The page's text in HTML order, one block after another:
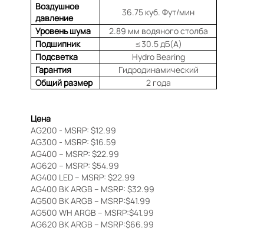
Воздушное
давление
36.75 куб. Фут/мин
Уровень шума
2.89 мм водяного столба
Подшипник
≤30.5 дБ(A)
Подсветка
Hydro Bearing
Гарантия
Гидродинамический
Общий размер
2 года
Цена
AG200 - MSRP: $12.99
AG300 - MSRP: $16.59
AG400 – MSRP: $22.99
AG620 – MSRP: $54.99
AG400 LED – MSRP: $22.99
AG400 BK ARGB – MSRP: $32.99
AG500 BK ARGB – MSRP:$41.99
AG500 WH ARGB – MSRP:$41.99
AG620 BK ARGB – MSRP:$66.99